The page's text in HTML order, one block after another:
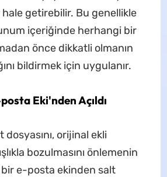
getirebilir. Bu genellikle
içeriğinde herhangi bir
önce dikkatli olmanın
bildirmek için uygulanır.
Eki'nden Açıldı
orijinal ekli
bozulmasını önlemenin
e-posta ekinden salt